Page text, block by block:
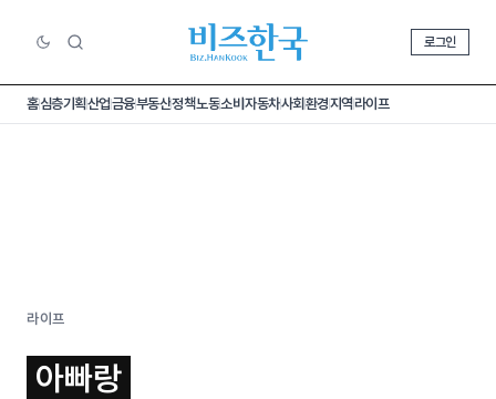
로그인
홈심층기획산업금융부동산정책노동소비 자동차사회환경지역라이프
라이프
아빠랑